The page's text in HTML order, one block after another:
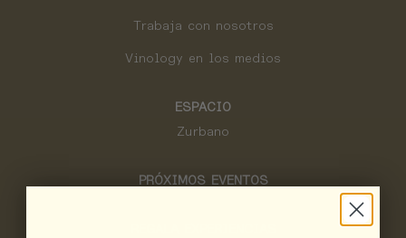
Trabaja con nosotros
Vinology en los medios
ESPACIO
Zurbano
PRÓXIMOS EVENTOS